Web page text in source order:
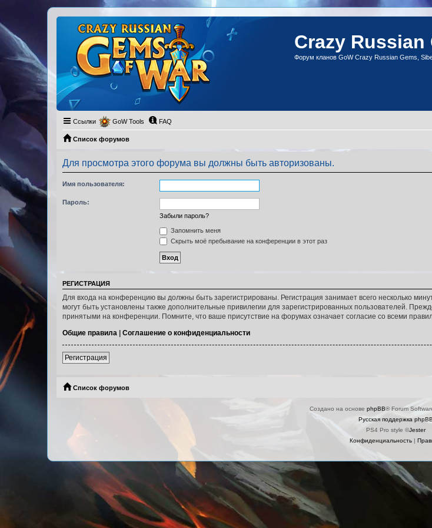
Crazy Russian
Форум кланов GoW Crazy Russian Gems,
Ссылки GoW Tools FAQ
Список форумов
Для просмотра этого форума вы должны быть авторизованы.
Имя пользователя:
Пароль:
Забыли пароль?
Запомнить меня
Скрыть моё пребывание на конференции в этот раз
РЕГИСТРАЦИЯ
Для входа на конференцию вы должны быть зарегистрированы. Регистрация занимает всего несколько
могут быть установлены также дополнительные привилегии для зарегистрированных пользователей.
принятыми на конференции. Помните, что ваше присутствие на форумах означает согласие со всеми
Общие правила | Соглашение о конфиденциальности
Регистрация
Список форумов
Создано на основе phpBB® Forum
Русская поддержка phpBB
PS4 Pro style ©Jester
Конфиденциальность|